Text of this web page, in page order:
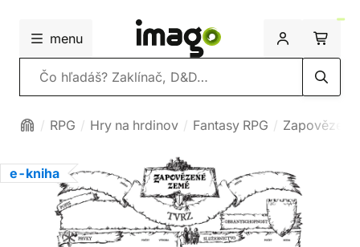
menu
Vyhľadávanie
RPG Hry na hrdinov Fantasy RPG
e-kniha